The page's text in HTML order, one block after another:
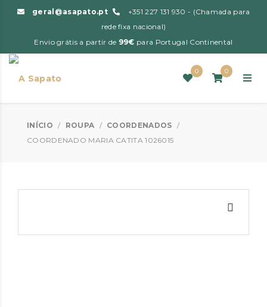
geral@asapato.pt
+351 227 131 930 - (Chamada para
rede fixa nacional)
Envio grátis a partir de 99€ para Portugal Continental
0 0
INÍCIO / ROUPA / COORDENADOS /
COORDENADO MARIA CATITA 1026015